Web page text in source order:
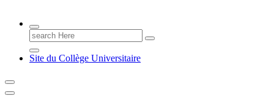
Poitiers presente !
Search
for:
Site du Collège Universitaire